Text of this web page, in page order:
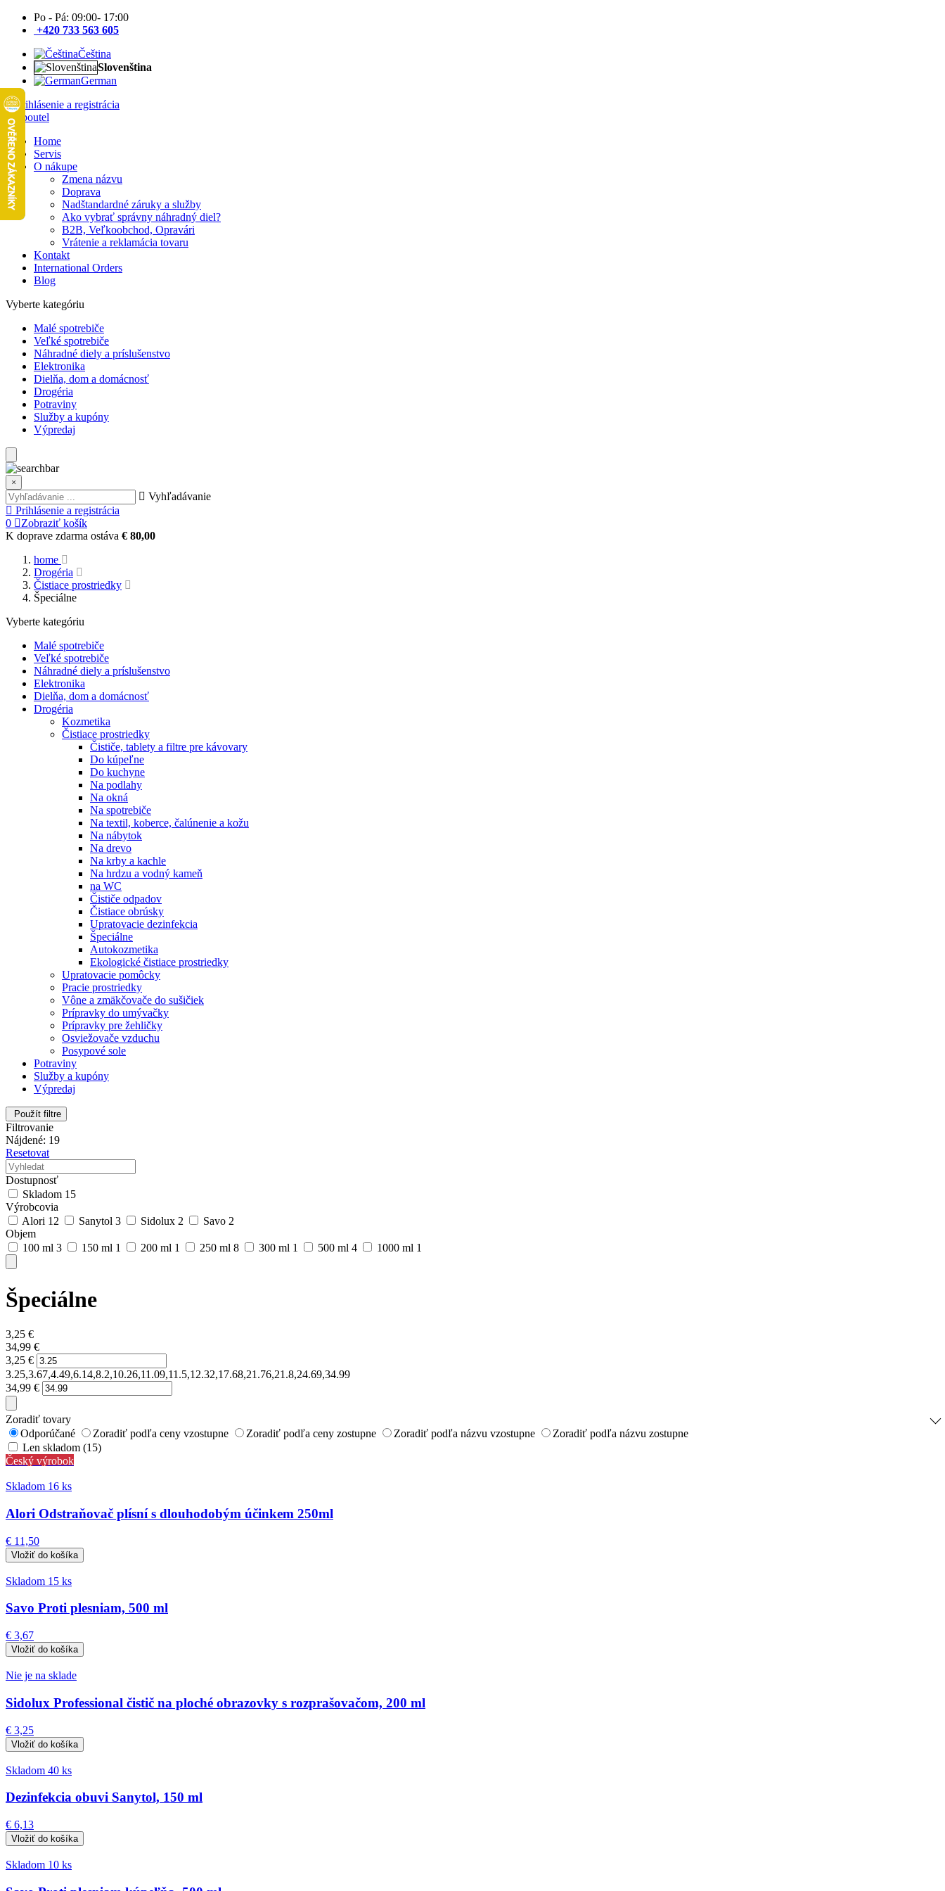
Po - Pá: 09:00- 17:00
+420 733 563 605
Čeština
Slovenština
German
Prihlásenie a registrácia
Home
Servis
O nákupe
Zmena názvu
Doprava
Nadštandardné záruky a služby
Ako vybrať správny náhradný diel?
B2B, Veľkoobchod, Opravári
Vrátenie a reklamácia tovaru
Kontakt
International Orders
Blog
Vyberte kategóriu
Malé spotrebiče
Veľké spotrebiče
Náhradné diely a príslušenstvo
Elektronika
Dielňa, dom a domácnosť
Drogéria
Potraviny
Služby a kupóny
Výpredaj
×
Vyhľadávanie
Prihlásenie a registrácia
0
Zobraziť košík
K doprave zdarma ostáva € 80,00
home
Drogéria
Čistiace prostriedky
Špeciálne
Vyberte kategóriu
Malé spotrebiče
Veľké spotrebiče
Náhradné diely a príslušenstvo
Elektronika
Dielňa, dom a domácnosť
Drogéria
Kozmetika
Čistiace prostriedky
Čističe, tablety a filtre pre kávovary
Do kúpeľne
Do kuchyne
Na podlahy
Na okná
Na spotrebiče
Na textil, koberce, čalúnenie a kožu
Na nábytok
Na drevo
Na krby a kachle
Na hrdzu a vodný kameň
na WC
Čističe odpadov
Čistiace obrúsky
Upratovacie dezinfekcia
Špeciálne
Autokozmetika
Ekologické čistiace prostriedky
Upratovacie pomôcky
Pracie prostriedky
Vône a zmäkčovače do sušičiek
Prípravky do umývačky
Prípravky pre žehličky
Osviežovače vzduchu
Posypové sole
Potraviny
Služby a kupóny
Výpredaj
Použít filtre
Filtrovanie
Nájdené: 19
Resetovat
Dostupnosť
Skladom 15
Výrobcovia
Alori 12 Sanytol 3 Sidolux 2 Savo 2
Objem
100 ml 3 150 ml 1 200 ml 1 250 ml 8 300 ml 1 500 ml 4 1000 ml 1
Špeciálne
3,25 €
34,99 €
3,25 €
3.25,3.67,4.49,6.14,8.2,10.26,11.09,11.5,12.32,17.68,21.76,21.8,24.69,34.99
34,99 €
Zoradiť tovary
Odporúčané
Zoradiť podľa ceny vzostupne Zoradiť podľa ceny zostupne Zoradiť podľa názvu vzostupne
Zoradiť podľa názvu zostupne
Len skladom (15)
Český výrobok
Skladom 16 ks
Alori Odstraňovač plísní s dlouhodobým účinkem 250ml
€ 11,50
Skladom 15 ks
Savo Proti plesniam, 500 ml
€ 3,67
Nie je na sklade
Sidolux Professional čistič na ploché obrazovky s rozprašovačom, 200 ml
€ 3,25
Skladom 40 ks
Dezinfekcia obuvi Sanytol, 150 ml
€ 6,13
Skladom 10 ks